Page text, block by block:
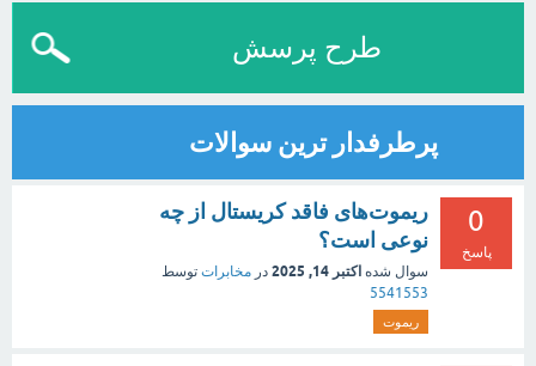
طرح پرسش
پرطرفدار ترین سوالات
0
پاسخ
ریموت‌های فاقد کریستال از چه
نوعی است؟
سوال شده اکتبر 14, 2025 در مخابرات توسط
5541553
ریموت